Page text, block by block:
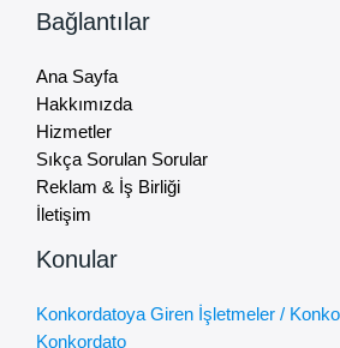
Bağlantılar
Ana Sayfa
Hakkımızda
Hizmetler
Sıkça Sorulan Sorular
Reklam & İş Birliği
İletişim
Konular
Konkordatoya Giren İşletmeler /
Konkordato